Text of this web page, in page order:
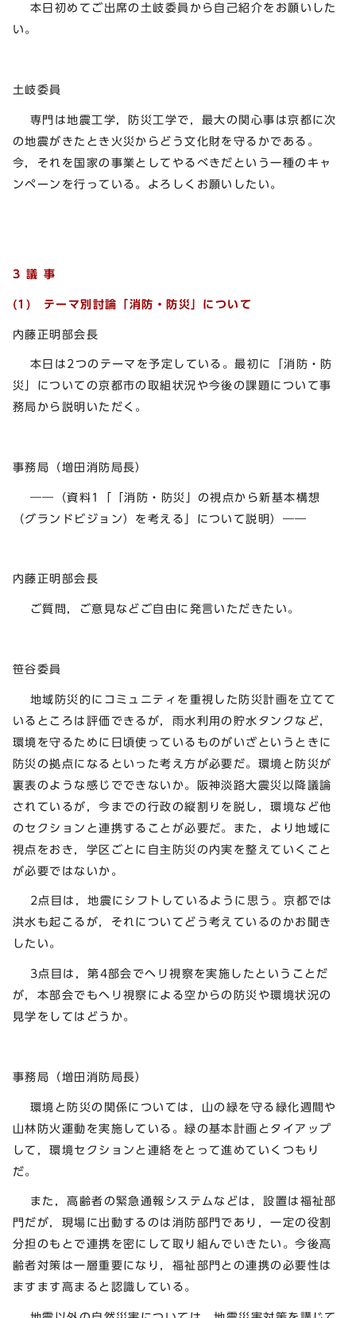
本日初めてご出席の土岐委員から自己紹介をお願いした
い。
土岐委員
専門は地震工学，防災工学で，最大の関心事は京都に次
の地震がきたとき火災からどう文化財を守るかである。
今，それを国家の事業としてやるべきだという一種のキャ
ンペーンを行っている。よろしくお願いしたい。
3 議 事
(1) テーマ別討論「消防・防災」について
内藤正明部会長
本日は2つのテーマを予定している。最初に「消防・防
災」についての京都市の取組状況や今後の課題について事
務局から説明いただく。
事務局（増田消防局長）
――（資料1「「消防・防災」の視点から新基本構想
（グランドビジョン）を考える」について説明）――
内藤正明部会長
ご質問，ご意見などご自由に発言いただきたい。
笹谷委員
地域防災的にコミュニティを重視した防災計画を立てて
いるところは評価できるが，雨水利用の貯水タンクなど，
環境を守るために日頃使っているものがいざというときに
防災の拠点になるといった考え方が必要だ。環境と防災が
裏表のような感じでできないか。阪神淡路大震災以降議論
されているが，今までの行政の縦割りを脱し，環境など他
のセクションと連携することが必要だ。また，より地域に
視点をおき，学区ごとに自主防災の内実を整えていくこと
が必要ではないか。
2点目は，地震にシフトしているように思う。京都では
洪水も起こるが，それについてどう考えているのかお聞き
したい。
3点目は，第4部会でヘリ視察を実施したということだ
が，本部会でもヘリ視察による空からの防災や環境状況の
見学をしてはどうか。
事務局（増田消防局長）
環境と防災の関係については，山の緑を守る緑化週間や
山林防火運動を実施している。緑の基本計画とタイアップ
して，環境セクションと連絡をとって進めていくつもり
だ。
また，高齢者の緊急通報システムなどは，設置は福祉部
門だが，現場に出動するのは消防部門であり，一定の役割
分担のもとで連携を密にして取り組んでいきたい。今後高
齢者対策は一層重要になり，福祉部門との連携の必要性は
ますます高まると認識している。